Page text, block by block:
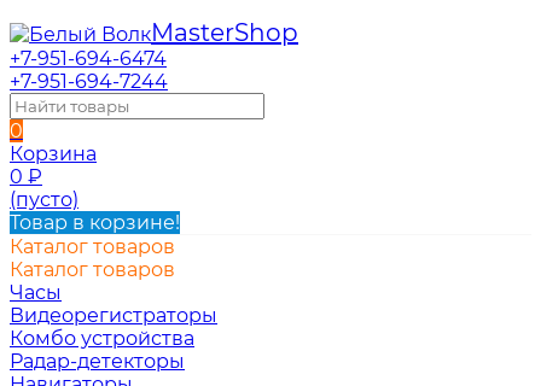
MasterShop
+7-951-694-6474
+7-951-694-7244
0
Корзина
0 ₽
(пусто)
Товар в корзине!
Каталог товаров
Каталог товаров
Часы
Видеорегистраторы
Комбо устройства
Радар-детекторы